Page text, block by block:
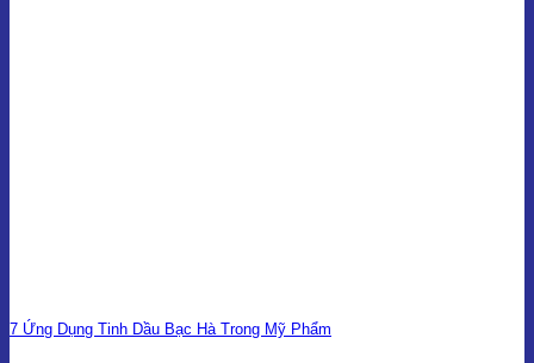
7 Ứng Dụng Tinh Dầu Bạc Hà Trong Mỹ Phẩm